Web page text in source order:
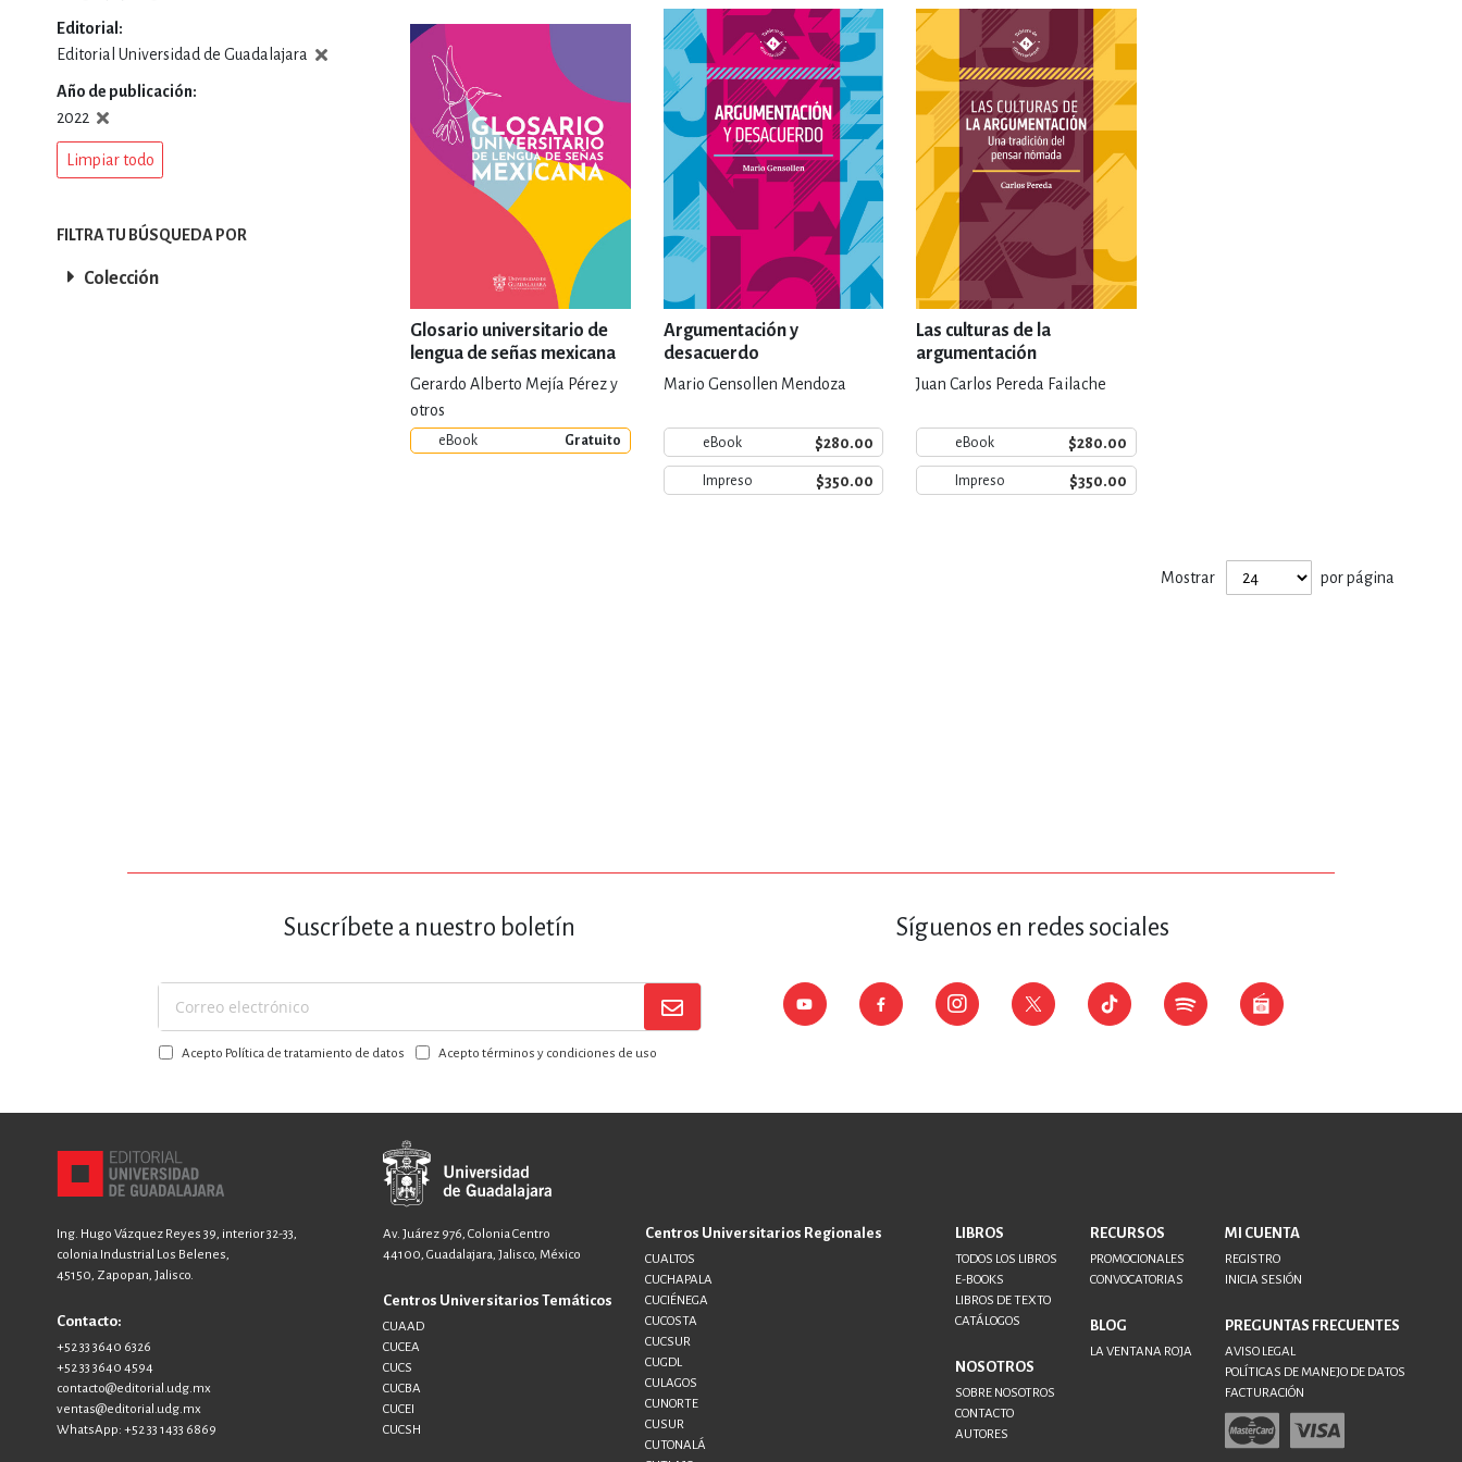
DEPORTES Y ACTIVIDADES DE OCIO AL AIRE LIBRE DERECHO
ECONOMÍA, FINANZAS, EMPRESA Y GESTIÓN
ESTILOS DE VIDA, AFICIONES Y OCIO FICCIÓN Y TEMAS AFINES
FILOSOFÍA Y RELIGIÓN HISTORIA Y ARQUEOLOGÍA
INFANTILES, JUVENILES Y DIDÁCTICOS LENGUAJE Y LINGÜÍSTICA
MEDICINA, ENFERMERÍA, VETERINARIA
NOVELA GRÁFICA, LIBROS DE CÓMICS, DIBUJOS ANIMADOS
TECNOLOGÍA, INGENIERÍA, AGRICULTURA
Glosario universitario de
lengua de señas mexicana
Gerardo Alberto Mejía Pérez y
otros
eBook Gratuito
Argumentación y
desacuerdo
Mario Gensollen Mendoza
eBook $280.00
Impreso $350.00
Las culturas de la
argumentación
Juan Carlos Pereda Failache
eBook $280.00
Impreso $350.00
Mostrar por página
Editorial
Editorial Universidad de Guadalajara
Año de publicación
2022
Limpiar todo
FILTRA TU BÚSQUEDA POR
Colección
Suscríbete a nuestro boletín
Suscríbase
a
nuestroAcepto Política de tratamiento de datos Acepto términos y condiciones de uso
Síguenos en redes sociales
Ing. Hugo Vázquez Reyes 39, interior 32-33,
colonia Industrial Los Belenes,
45150, Zapopan, Jalisco.
Contacto:
+52 33 3640 6326
+52 33 3640 4594
contacto@editorial.udg.mx
ventas@editorial.udg.mx
WhatsApp: +52 33 1433 6869
Av. Juárez 976, Colonia Centro
44100, Guadalajara, Jalisco, México
Centros Universitarios Temáticos
CUAAD
CUCEA
CUCS
CUCBA
CUCEI
CUCSH
Centros Universitarios Regionales
CUALTOS
CUCHAPALA
CUCIÉNEGA
CUCOSTA
CUCSUR
CUGDL
CULAGOS
CUNORTE
CUSUR
CUTONALÁ
LIBROS
TODOS LOS LIBROS
E-BOOKS
LIBROS DE TEXTO
CATÁLOGOS
NOSOTROS
SOBRE NOSOTROS
CONTACTO
AUTORES
RECURSOS
PROMOCIONALES
CONVOCATORIAS
BLOG
LA VENTANA ROJA
MI CUENTA
REGISTRO
INICIA SESIÓN
PREGUNTAS FRECUENTES
AVISO LEGAL
POLÍTICAS DE MANEJO DE DATOS
FACTURACIÓN